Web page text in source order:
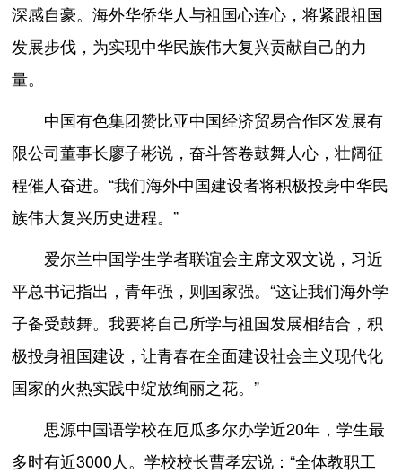
深感自豪。海外华侨华人与祖国心连心，将紧跟祖国
发展步伐，为实现中华民族伟大复兴贡献自己的力
量。
中国有色集团赞比亚中国经济贸易合作区发展有
限公司董事长廖子彬说，奋斗答卷鼓舞人心，壮阔征
程催人奋进。“我们海外中国建设者将积极投身中华民
族伟大复兴历史进程。”
爱尔兰中国学生学者联谊会主席文双文说，习近
平总书记指出，青年强，则国家强。“这让我们海外学
子备受鼓舞。我要将自己所学与祖国发展相结合，积
极投身祖国建设，让青春在全面建设社会主义现代化
国家的火热实践中绽放绚丽之花。”
思源中国语学校在厄瓜多尔办学近20年，学生最
多时有近3000人。学校校长曹孝宏说：“全体教职工